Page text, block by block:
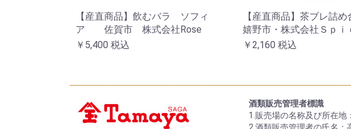
【産直商品】飲むバラ ソフィ
ア 佐賀市 株式会社Rose
￥5,400 税込
【産直商品】茶ブレ詰
嬉野市・株式会社Ｓｐｉ
￥2,160 税込
酒類販売管理者標識
1.販売場の名称及び所在地
2.酒類販売管理者の氏名：